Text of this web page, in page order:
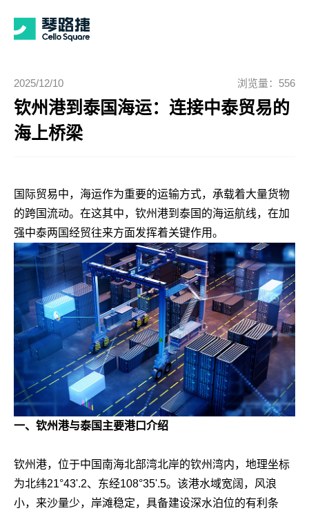
2025/12/10 浏览量：556
钦州港到泰国海运：连接中泰贸易的
海上桥梁
国际贸易中，海运作为重要的运输方式，承载着大量货物
的跨国流动。在这其中，钦州港到泰国的海运航线，在加
强中泰两国经贸往来方面发挥着关键作用。
一、钦州港与泰国主要港口介绍
钦州港，位于中国南海北部湾北岸的钦州湾内，地理坐标
为北纬21°43'.2、东经108°35'.5。该港水域宽阔，风浪
小，来沙量少，岸滩稳定，具备建设深水泊位的有利条